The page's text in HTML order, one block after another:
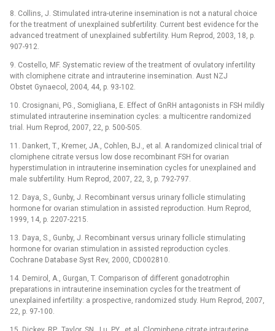
8. Collins, J. Stimulated intra-uterine insemination is not a natural choice
for the treatment of unexplained subfertility. Current best evidence for the
advanced treatment of unexplained subfertility. Hum Reprod, 2003, 18, p.
907-912.
9. Costello, MF. Systematic review of the treatment of ovulatory infertility
with clomiphene citrate and intrauterine insemination. Aust NZJ
Obstet Gynaecol, 2004, 44, p. 93-102.
10. Crosignani, PG., Somigliana, E. Effect of GnRH antagonists in FSH mildly
stimulated intrauterine insemination cycles: a multicentre randomized
trial. Hum Reprod, 2007, 22, p. 500-505.
11. Dankert, T., Kremer, JA., Cohlen, BJ., et al. A randomized clinical trial of
clomiphene citrate versus low dose recombinant FSH for ovarian
hyperstimulation in intrauterine insemination cycles for unexplained and
male subfertility. Hum Reprod, 2007, 22, 3, p. 792-797.
12. Daya, S., Gunby, J. Recombinant versus urinary follicle stimulating
hormone for ovarian stimulation in assisted reproduction. Hum Reprod,
1999, 14, p. 2207-2215.
13. Daya, S., Gunby, J. Recombinant versus urinary follicle stimulating
hormone for ovarian stimulation in assisted reproduction cycles.
Cochrane Database Syst Rev, 2000, CD002810.
14. Demirol, A., Gurgan, T. Comparison of different gonadotrophin
preparations in intrauterine insemination cycles for the treatment of
unexplained infertility: a prospective, randomized study. Hum Reprod, 2007,
22, p. 97-100.